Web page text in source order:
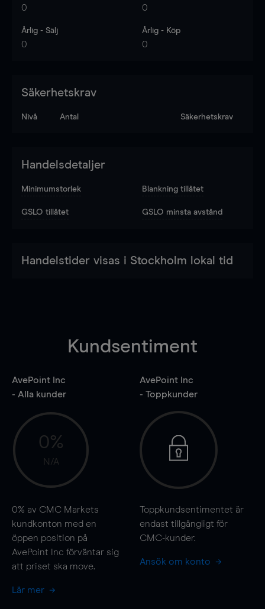
0 0
Årlig - Sälj
0
Årlig - Köp
0
Säkerhetskrav
Nivå Antal Säkerhetskrav
Handelsdetaljer
Minimumstorlek Blankning tillåtet
GSLO tillåtet GSLO minsta avstånd
Handelstider visas i Stockholm lokal tid
Kundsentiment
AvePoint Inc
- Alla kunder
0%
N/A
0% av CMC Markets
kundkonton med en
öppen position på
AvePoint Inc förväntar sig
att priset ska move.
Lär mer
AvePoint Inc
- Toppkunder
Toppkundsentimentet är
endast tillgängligt för
CMC-kunder.
Ansök om konto